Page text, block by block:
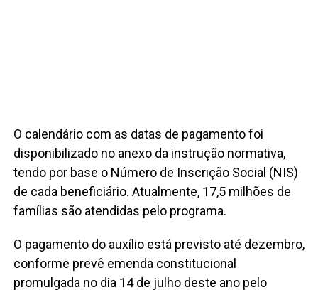
O calendário com as datas de pagamento foi
disponibilizado no anexo da instrução normativa,
tendo por base o Número de Inscrição Social (NIS)
de cada beneficiário. Atualmente, 17,5 milhões de
famílias são atendidas pelo programa.
O pagamento do auxílio está previsto até dezembro,
conforme prevê emenda constitucional
promulgada no dia 14 de julho deste ano pelo